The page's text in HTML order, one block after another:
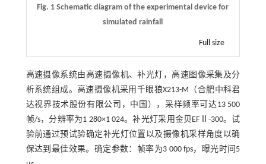
Fig. 1 Schematic diagram of the experimental device for
simulated rainfall
Full size
高速摄像系统由高速摄像机、补光灯，高速图像采集及分
析系统组成。高速摄像机采用千眼狼X213-M（合肥中科君
达视界技术股份有限公司，中国），采样频率可达13 500
帧/s，分辨率为1 280×1 024。补光灯采用金贝EFⅡ-300。试
验前通过预试验确定补光灯位置以及摄像机采样角度以确
保达到最佳效果。确定参数：帧率为3 000 fps，曝光时间5